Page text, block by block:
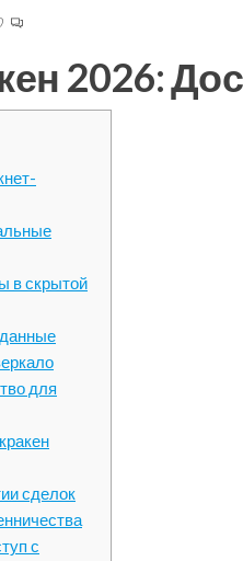
2026:
в скрытой
для
сделок
с